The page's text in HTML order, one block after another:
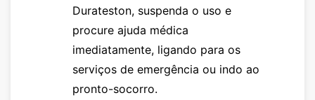
Durateston, suspenda o uso e
procure ajuda médica
imediatamente, ligando para os
serviços de emergência ou indo ao
pronto-socorro.